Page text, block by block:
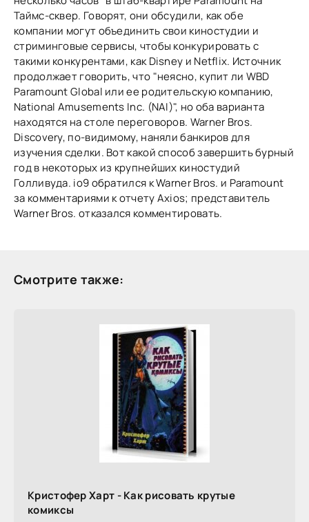
Таймс-сквер. Говорят, они обсудили, как обе
компании могут объединить свои киностудии и
стриминговые сервисы, чтобы конкурировать с
такими конкурентами, как Disney и Netflix. Источник
продолжает говорить, что "неясно, купит ли WBD
Paramount Global или ее родительскую компанию,
National Amusements Inc. (NAI)", но оба варианта
находятся на столе переговоров. Warner Bros.
Discovery, по-видимому, наняли банкиров для
изучения сделки. Вот какой способ завершить бурный
год в некоторых из крупнейших киностудий
Голливуда. io9 обратился к Warner Bros. и Paramount
за комментариями к отчету Axios; представитель
Warner Bros. отказался комментировать.
Смотрите также:
Кристофер Харт - Как рисовать крутые
комиксы